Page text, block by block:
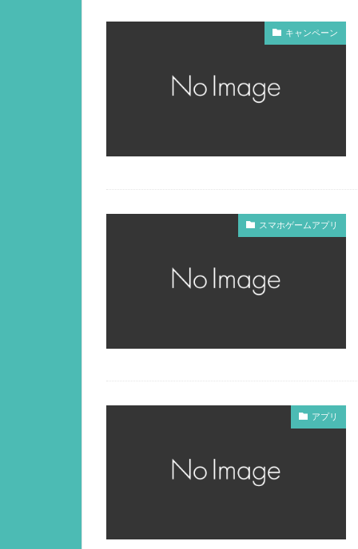
キャンペーン
スマホゲームアプリ
アプリ